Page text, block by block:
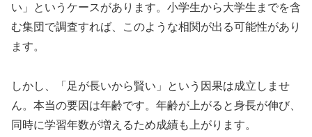
い」というケースがあります。小学生から大学生までを含
む集団で調査すれば、このような相関が出る可能性があり
ます。
しかし、「足が長いから賢い」という因果は成立しませ
ん。本当の要因は年齢です。年齢が上がると身長が伸び、
同時に学習年数が増えるため成績も上がります。